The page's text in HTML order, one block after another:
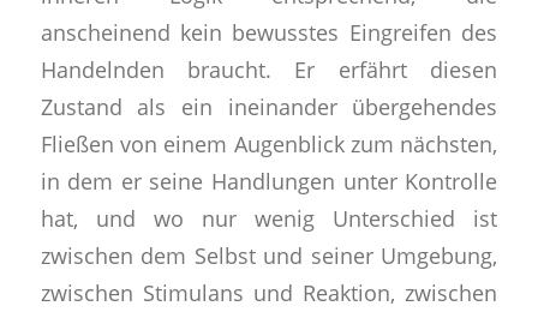
anscheinend kein bewusstes Eingreifen des
Handelnden braucht. Er erfährt diesen
Zustand als ein ineinander übergehendes
Fließen von einem Augenblick zum nächsten,
in dem er seine Handlungen unter Kontrolle
hat, und wo nur wenig Unterschied ist
zwischen dem Selbst und seiner Umgebung,
zwischen Stimulans und Reaktion, zwischen